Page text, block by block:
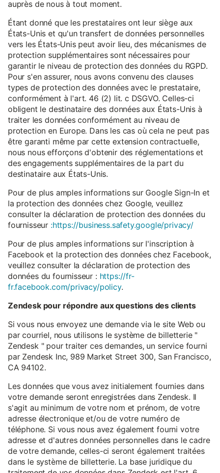
auprès de nous à tout moment.
Étant donné que les prestataires ont leur siège aux
États-Unis et qu'un transfert de données personnelles
vers les États-Unis peut avoir lieu, des mécanismes de
protection supplémentaires sont nécessaires pour
garantir le niveau de protection des données du RGPD.
Pour s'en assurer, nous avons convenu des clauses
types de protection des données avec le prestataire,
conformément à l'art. 46 (2) lit. c DSGVO. Celles-ci
obligent le destinataire des données aux États-Unis à
traiter les données conformément au niveau de
protection en Europe. Dans les cas où cela ne peut pas
être garanti même par cette extension contractuelle,
nous nous efforçons d'obtenir des réglementations et
des engagements supplémentaires de la part du
destinataire aux États-Unis.
Pour de plus amples informations sur Google Sign-In et
la protection des données chez Google, veuillez
consulter la déclaration de protection des données du
fournisseur :https://business.safety.google/privacy/
Pour de plus amples informations sur l'inscription à
Facebook et la protection des données chez Facebook,
veuillez consulter la déclaration de protection des
données du fournisseur : https://fr-
fr.facebook.com/privacy/policy.
Zendesk pour répondre aux questions des clients
Si vous nous envoyez une demande via le site Web ou
par courriel, nous utilisons le système de billetterie "
Zendesk " pour traiter ces demandes, un service fourni
par Zendesk Inc, 989 Market Street 300, San Francisco,
CA 94102.
Les données que vous avez initialement fournies dans
votre demande seront enregistrées dans Zendesk. Il
s'agit au minimum de votre nom et prénom, de votre
adresse électronique et/ou de votre numéro de
téléphone. Si vous nous avez également fourni votre
adresse et d'autres données personnelles dans le cadre
de votre demande, celles-ci seront également traitées
dans le système de billetterie. La base juridique du